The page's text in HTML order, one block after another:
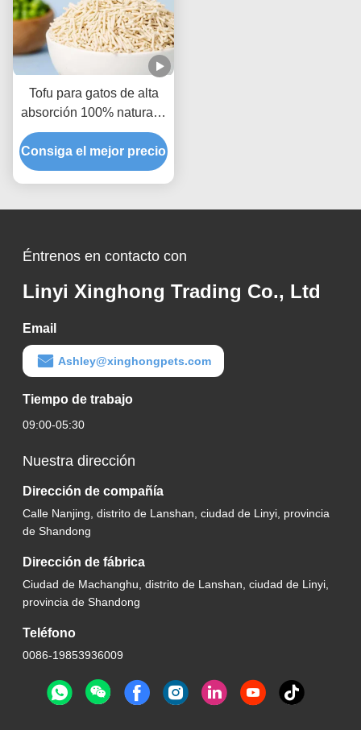
Tofu para gatos de alta
absorción 100% natural y
respetuoso con el medio
ambiente
Consiga el mejor precio
Éntrenos en contacto con
Linyi Xinghong Trading Co., Ltd
Email
Ashley@xinghongpets.com
Tiempo de trabajo
09:00-05:30
Nuestra dirección
Dirección de compañía
Calle Nanjing, distrito de Lanshan, ciudad de Linyi, provincia
de Shandong
Dirección de fábrica
Ciudad de Machanghu, distrito de Lanshan, ciudad de Linyi,
provincia de Shandong
Teléfono
0086-19853936009